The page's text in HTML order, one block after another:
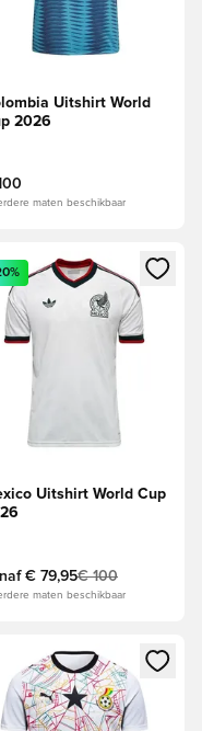
Uitshirt World
2026
maten beschikbaar
of je aan te melden als
een venster om in te
Uitshirt World Cup
€ 79,95€ 100
maten beschikbaar
of je aan te melden als
een venster om in te